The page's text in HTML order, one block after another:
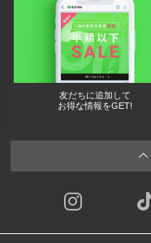
友だちに追加して
お得な情報をGET!